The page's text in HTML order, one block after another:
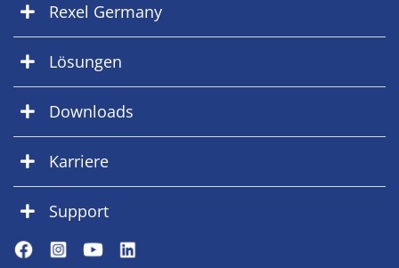
Rexel Germany
Lösungen
Downloads
Karriere
Support